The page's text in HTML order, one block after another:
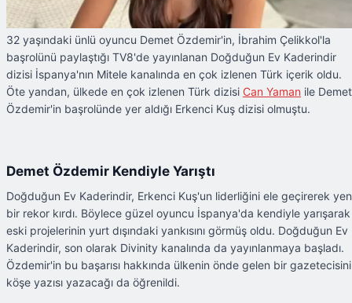
32 yaşındaki ünlü oyuncu Demet Özdemir'in, İbrahim Çelikkol'la
başrolünü paylaştığı TV8'de yayınlanan Doğduğun Ev Kaderindir
dizisi İspanya'nın Mitele kanalında en çok izlenen Türk içerik oldu.
Öte yandan, ülkede en çok izlenen Türk dizisi Can Yaman ile Demet
Özdemir'in başrolünde yer aldığı Erkenci Kuş dizisi olmuştu.
Demet Özdemir Kendiyle Yarıştı
Doğduğun Ev Kaderindir, Erkenci Kuş'un liderliğini ele geçirerek
bir rekor kırdı. Böylece güzel oyuncu İspanya'da kendiyle yarışarak
eski projelerinin yurt dışındaki yankısını görmüş oldu. Doğduğun Ev
Kaderindir, son olarak Divinity kanalında da yayınlanmaya başladı.
Özdemir'in bu başarısı hakkında ülkenin önde gelen bir
köşe yazısı yazacağı da öğrenildi.